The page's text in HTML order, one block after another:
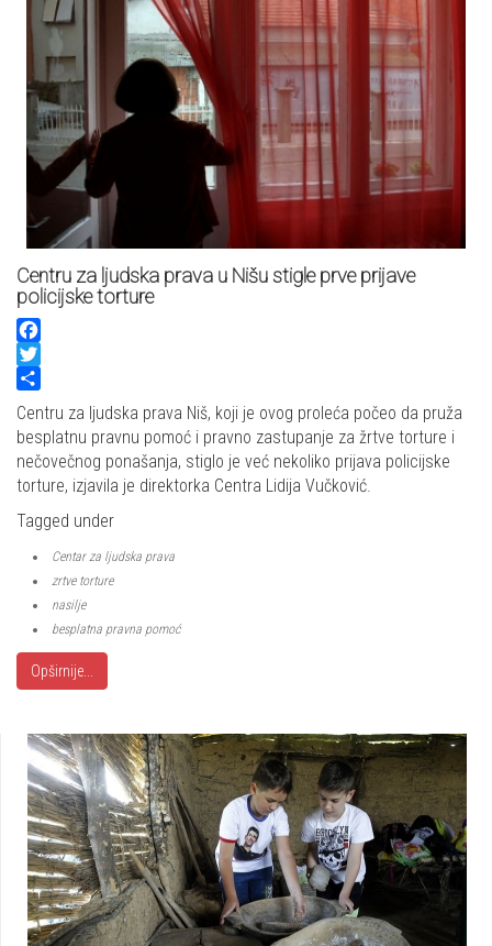
Centru za ljudska prava u Nišu stigle prve prijave
policijske torture
Facebook
Twitter
Share
Centru za ljudska prava Niš, koji je ovog proleća počeo da pruža
besplatnu pravnu pomoć i pravno zastupanje za žrtve torture i
nečovečnog ponašanja, stiglo je već nekoliko prijava policijske
torture, izjavila je direktorka Centra Lidija Vučković.
Tagged under
Centar za ljudska prava
zrtve torture
nasilje
besplatna pravna pomoć
Opširnije...